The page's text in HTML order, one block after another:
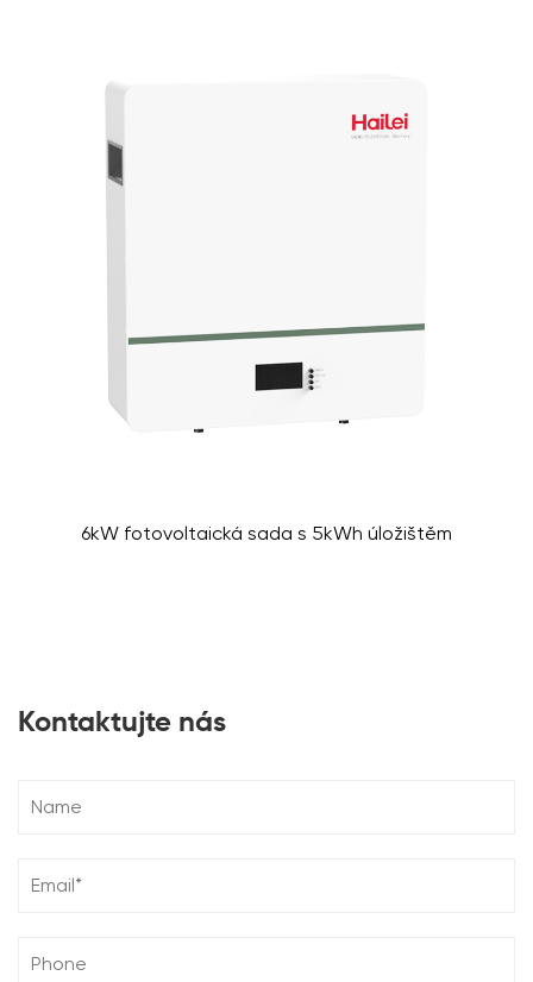
6kW fotovoltaická sada s 5kWh úložištěm
Kontaktujte nás